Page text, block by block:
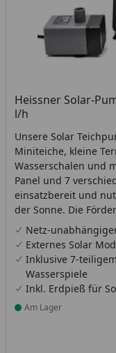
Heissner Solar-
l/h
Unsere Solar
Miniteiche, kleine
Wasserschalen und
Panel und 7
einsatzbereit und
der Sonne. Die
Kabel vom
Netz-
Externes Solar
Inklusive 7-
Wasserspiele
Inkl. Erdpieß für
Produkt am Lager
Am Lager